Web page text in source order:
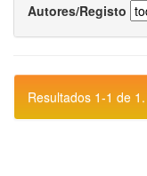
Autores/Registo
Resultados 1-1 de 1.